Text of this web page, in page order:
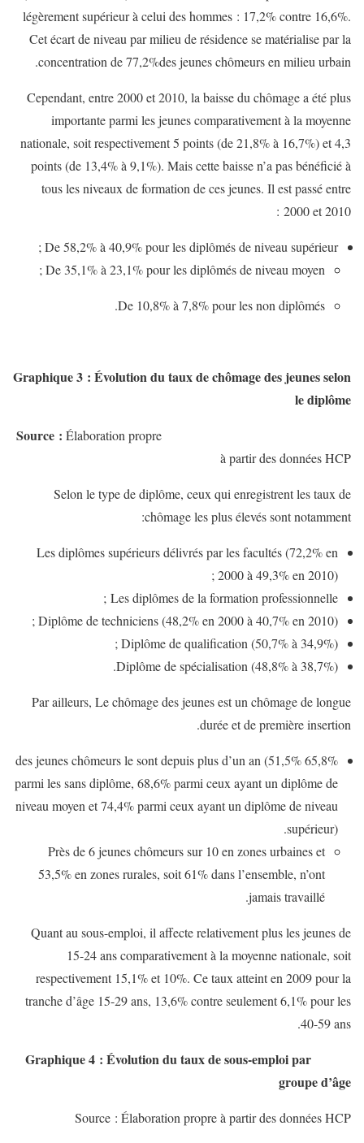
légèrement supérieur à celui des hommes : 17,2% contre 16,6%.
Cet écart de niveau par milieu de résidence se matérialise par la
concentration de 77,2%des jeunes chômeurs en milieu urbain.
Cependant, entre 2000 et 2010, la baisse du chômage a été plus
importante parmi les jeunes comparativement à la moyenne
nationale, soit respectivement 5 points (de 21,8% à 16,7%) et 4,3
points (de 13,4% à 9,1%). Mais cette baisse n’a pas bénéficié à
tous les niveaux de formation de ces jeunes. Il est passé entre
2000 et 2010 :
De 58,2% à 40,9% pour les diplômés de niveau supérieur ;
De 35,1% à 23,1% pour les diplômés de niveau moyen ;
De 10,8% à 7,8% pour les non diplômés.
Graphique 3 : Évolution du taux de chômage des jeunes selon
le diplôme
Source : Élaboration propre
à partir des données HCP
Selon le type de diplôme, ceux qui enregistrent les taux de
chômage les plus élevés sont notamment:
Les diplômes supérieurs délivrés par les facultés (72,2% en
2000 à 49,3% en 2010) ;
Les diplômes de la formation professionnelle ;
Diplôme de techniciens (48,2% en 2000 à 40,7% en 2010) ;
Diplôme de qualification (50,7% à 34,9%) ;
Diplôme de spécialisation (48,8% à 38,7%).
Par ailleurs, Le chômage des jeunes est un chômage de longue
durée et de première insertion.
65,8% des jeunes chômeurs le sont depuis plus d’un an (51,5%
parmi les sans diplôme, 68,6% parmi ceux ayant un diplôme de
niveau moyen et 74,4% parmi ceux ayant un diplôme de niveau
supérieur).
Près de 6 jeunes chômeurs sur 10 en zones urbaines et
53,5% en zones rurales, soit 61% dans l’ensemble, n’ont
jamais travaillé.
Quant au sous-emploi, il affecte relativement plus les jeunes de
15-24 ans comparativement à la moyenne nationale, soit
respectivement 15,1% et 10%. Ce taux atteint en 2009 pour la
tranche d’âge 15-29 ans, 13,6% contre seulement 6,1% pour les
40-59 ans.
Graphique 4 : Évolution du taux de sous-emploi par
groupe d’âge
Source : Élaboration propre à partir des données HCP